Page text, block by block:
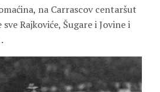
na Carrascov centaršut
Rajkoviće, Šugare i Jovine i